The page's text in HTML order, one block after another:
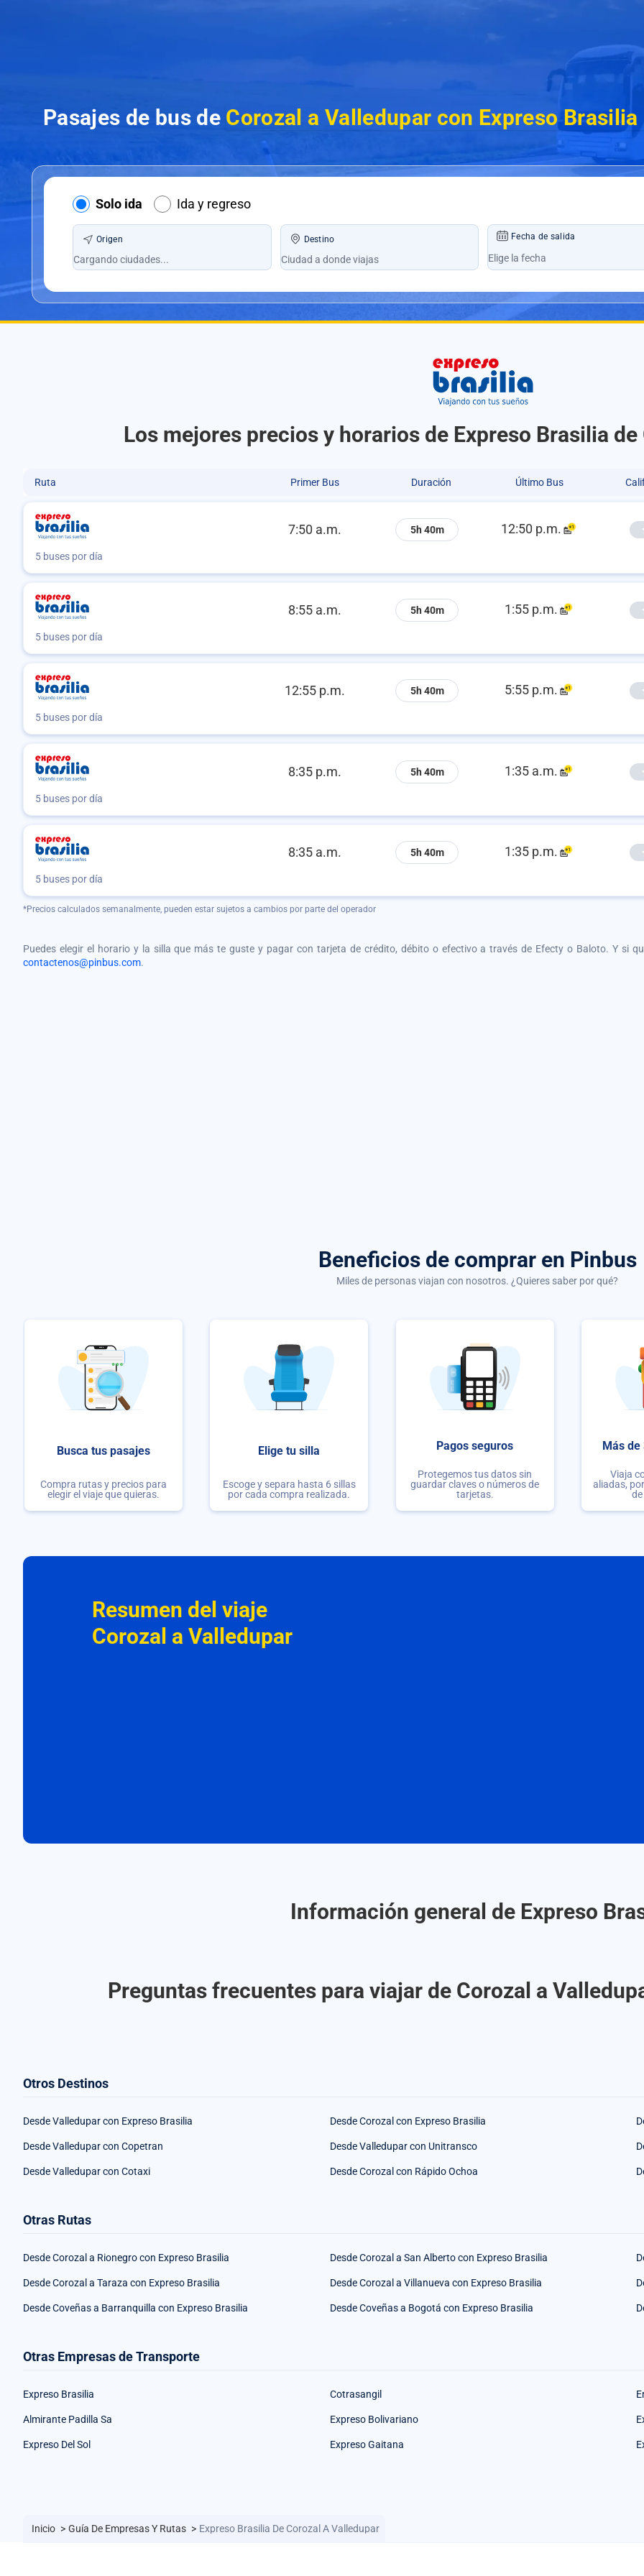
Pasajes de bus de Corozal a Valledupar con Expreso
Solo ida Ida y regreso
Origen Destino Fecha de salida
Los mejores precios y horarios de Expreso Brasilia
Ruta Primer Bus Duración Último Bus
7:50 a.m. 5h 40m 12:50 p.m.
5 buses por día
8:55 a.m. 5h 40m 1:55 p.m.
5 buses por día
12:55 p.m. 5h 40m 5:55 p.m.
5 buses por día
8:35 p.m. 5h 40m 1:35 a.m.
5 buses por día
8:35 a.m. 5h 40m 1:35 p.m.
5 buses por día
*Precios calculados semanalmente, pueden estar sujetos a cambios por parte del operador
Puedes elegir el horario y la silla que más te guste y pagar con tarjeta de crédito, débito o efectivo a través de Efecty o Baloto. Y si
contactenos@pinbus.com.
Beneficios de comprar en Pinbus
Miles de personas viajan con nosotros. ¿Quieres saber por qué?
Busca tus pasajes
Compra rutas y precios para
elegir el viaje que quieras.
Elige tu silla
Escoge y separa hasta 6 sillas
por cada compra realizada.
Pagos seguros
Protegemos tus datos sin
guardar claves o números de
tarjetas.
Más de
Viaja
aliadas,
Resumen del viaje
Corozal a Valledupar
Información general de Expreso
Preguntas frecuentes para viajar de Corozal a
Otros Destinos
Desde Valledupar con Expreso Brasilia Desde Corozal con Expreso Brasilia
Desde Valledupar con Copetran Desde Valledupar con Unitransco
Desde Valledupar con Cotaxi Desde Corozal con Rápido Ochoa
Otras Rutas
Desde Corozal a Rionegro con Expreso Brasilia Desde Corozal a San Alberto con Expreso Brasilia
Desde Corozal a Taraza con Expreso Brasilia Desde Corozal a Villanueva con Expreso Brasilia
Desde Coveñas a Barranquilla con Expreso Brasilia Desde Coveñas a Bogotá con Expreso Brasilia
Otras Empresas de Transporte
Expreso Brasilia Cotrasangil
Almirante Padilla Sa Expreso Bolivariano
Expreso Del Sol Expreso Gaitana
Inicio > Guía De Empresas Y Rutas > Expreso Brasilia De Corozal A Valledupar